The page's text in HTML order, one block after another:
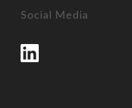
Social Media